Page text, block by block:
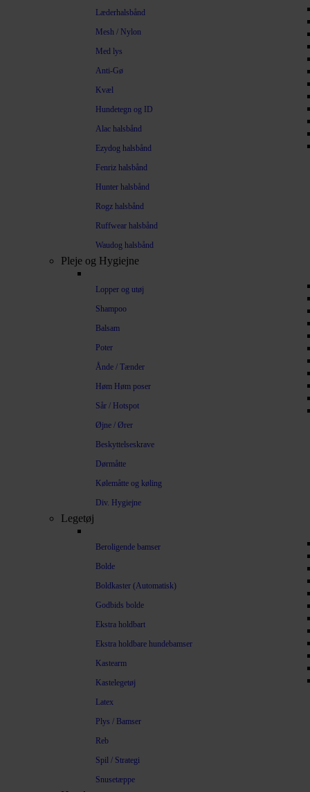
Læderhalsbånd
Mesh / Nylon
Med lys
Anti-Gø
Kvæl
Hundetegn og ID
Alac halsbånd
Ezydog halsbånd
Fenriz halsbånd
Hunter halsbånd
Rogz halsbånd
Ruffwear halsbånd
Waudog halsbånd
Pleje og Hygiejne
Lopper og utøj
Shampoo
Balsam
Poter
Ånde / Tænder
Høm Høm poser
Sår / Hotspot
Øjne / Ører
Beskyttelseskrave
Dørmåtte
Kølemåtte og køling
Div. Hygiejne
Legetøj
Beroligende bamser
Bolde
Boldkaster (Automatisk)
Godbids bolde
Ekstra holdbart
Ekstra holdbare hundebamser
Kastearm
Kastelegetøj
Latex
Plys / Bamser
Reb
Spil / Strategi
Snusetæppe